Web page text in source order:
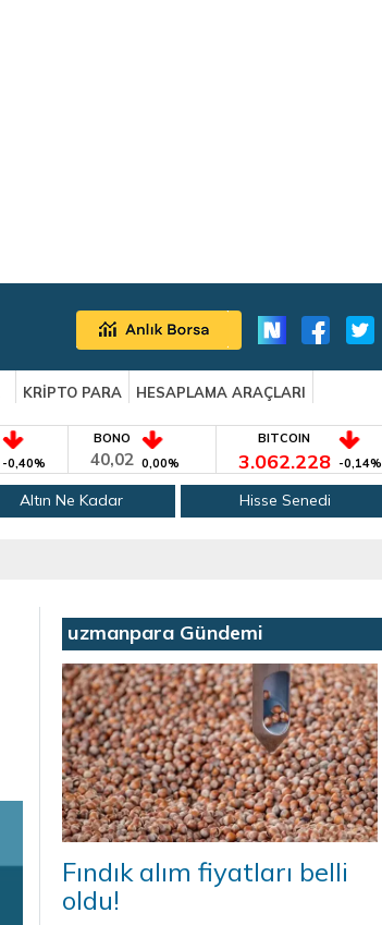
KRİPTO PARA
HESAPLAMA ARAÇLARI
-0,40%
BONO
40,02 0,00%
BITCOIN
3.062.228 -0,14%
Altın Ne Kadar Hisse Senedi
uzmanpara Gündemi
Fındık alım fiyatları belli
oldu!